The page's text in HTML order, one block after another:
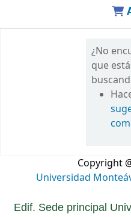
¿No
que
Copyright
Universidad
Edif. Sede principal